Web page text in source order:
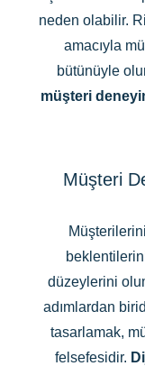
neden olabilir.
amacıyla
bütünüyle
müşteri
Müşteri
düzeylerini
adımlardan
tasarlamak,
felsefesidir.